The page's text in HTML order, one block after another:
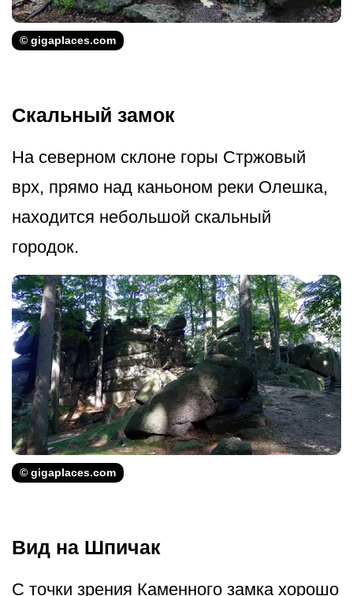
© gigaplaces.com
Скальный замок
На северном склоне горы Стржовый
врх, прямо над каньоном реки Олешка,
находится небольшой скальный
городок.
© gigaplaces.com
Вид на Шпичак
С точки зрения Каменного замка хорошо